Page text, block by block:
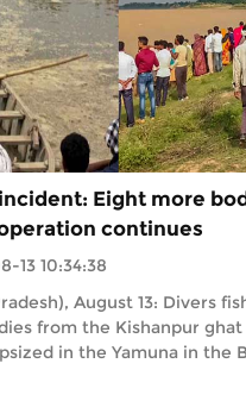
Eight more
continues
13 10:34:38
August 13: Divers
from the Kishanpur ghat
in the Yamuna in the